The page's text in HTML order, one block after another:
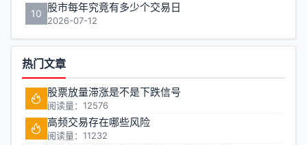
10 股市每年究竟有多少个交易日
2026-07-12
热门文章
股票放量滞涨是不是下跌信号
阅读量：12576
高频交易存在哪些风险
阅读量：11232